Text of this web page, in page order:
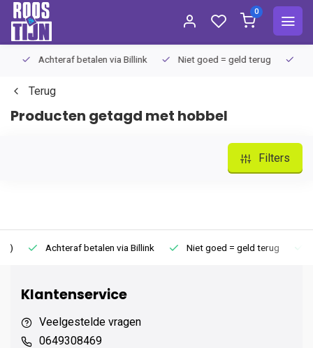
0
Achteraf betalen via Billink Niet goed = geld terug
Terug
Producten getagd met hobbel
Filters
Achteraf betalen via Billink Niet goed = geld terug
Klantenservice
Veelgestelde vragen
0649308469